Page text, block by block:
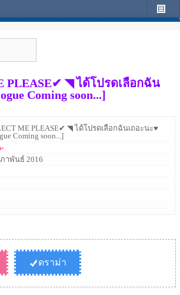
PLEASE✔ ◥ ได้โปรดเลือกฉัน
Coming soon...]
ME PLEASE✔ ◥ ได้โปรดเลือกฉันเถอะนะ♥
Coming soon...]
าพันธ์ 2016
ดราม่า